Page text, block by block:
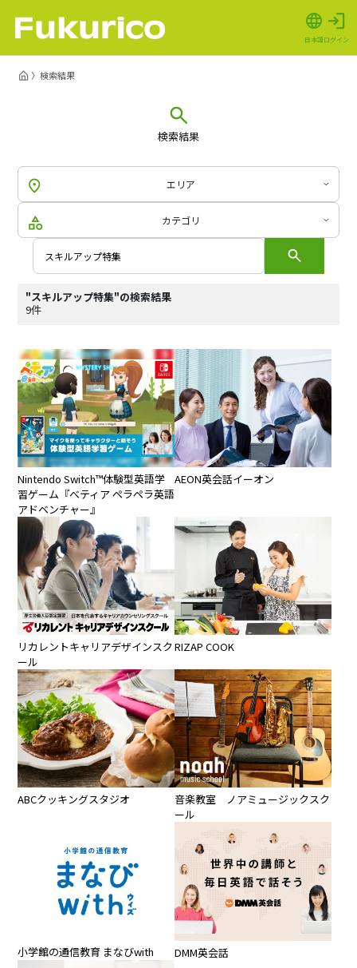
日本語ログイン
検索結果
検索結果
エリア
カテゴリ
"スキルアップ特集"の検索結果
9件
Nintendo Switch™︎体験型英語学
習ゲーム『べティア ペラペラ英語
アドベンチャー』
AEON英会話イーオン
リカレントキャリアデザインスク
ール
RIZAP COOK
ABCクッキングスタジオ
音楽教室 ノアミュージックスク
ール
小学館の通信教育 まなびwith DMM英会話